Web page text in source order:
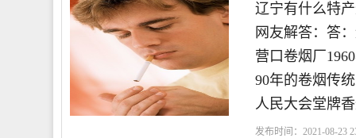
辽宁有什么特
网友解答：答
营口卷烟厂
90年的卷烟传
人民大会堂牌
发布时间：2021-08-23